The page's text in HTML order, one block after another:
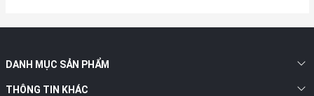
DANH MỤC SẢN PHẨM
THÔNG TIN KHÁC